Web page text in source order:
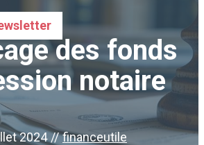
des fonds
notaire
2024 // financeutile